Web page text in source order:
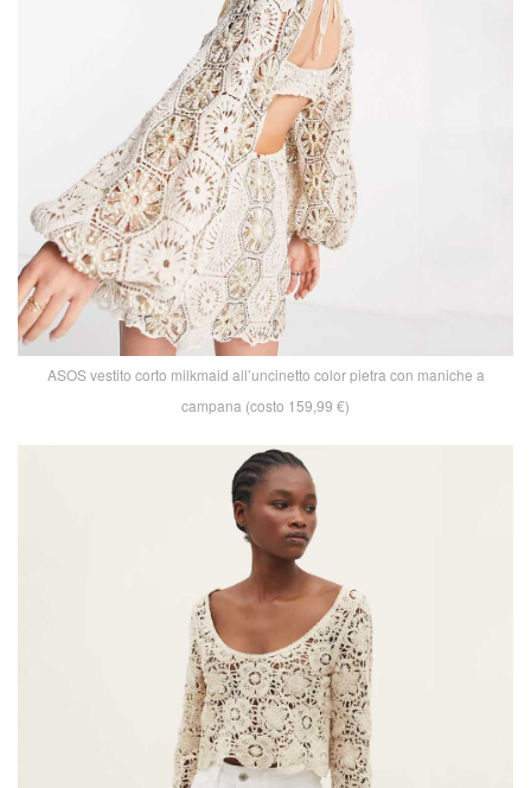
ASOS vestito corto milkmaid all’uncinetto color pietra con maniche a
campana (costo 159,99 €)